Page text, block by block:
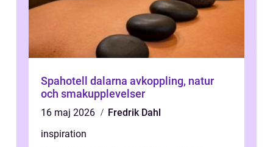
Spahotell dalarna avkoppling, natur
och smakupplevelser
16 maj 2026
Fredrik Dahl
inspiration